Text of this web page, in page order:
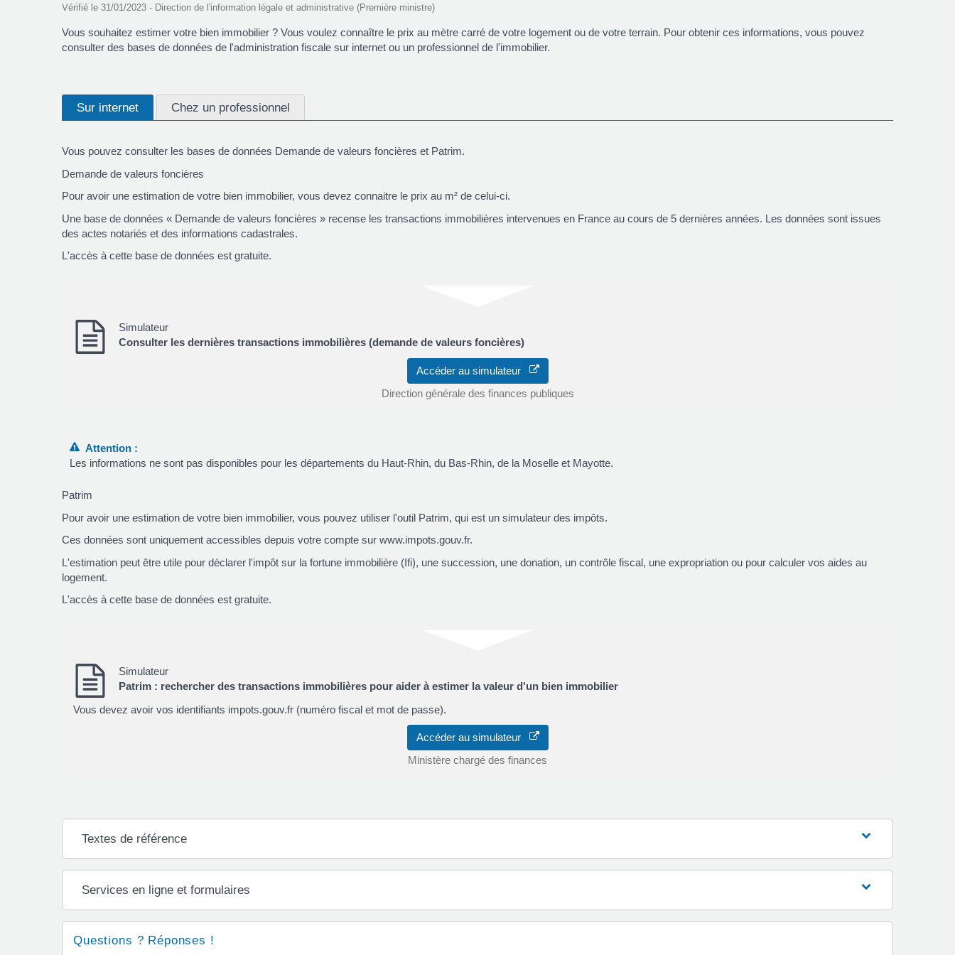
Vérifié le 31/01/2023 - Direction de l'information légale et administrative (Première ministre)
Vous souhaitez estimer votre bien immobilier ? Vous voulez connaître le prix au mètre carré de votre logement ou de votre terrain. Pour obtenir ces informations, vous pouvez
consulter des bases de données de l'administration fiscale sur internet ou un professionnel de l'immobilier.
Sur internet Chez un professionnel
Vous pouvez consulter les bases de données Demande de valeurs foncières et Patrim.
Demande de valeurs foncières
Pour avoir une estimation de votre bien immobilier, vous devez connaitre le prix au m² de celui-ci.
Une base de données « Demande de valeurs foncières » recense les transactions immobilières intervenues en France au cours de 5 dernières années. Les données sont issues
des actes notariés et des informations cadastrales.
L'accès à cette base de données est gratuite.
Simulateur
Consulter les dernières transactions immobilières (demande de valeurs foncières)
Accéder au simulateur
Direction générale des finances publiques
Attention :
Les informations ne sont pas disponibles pour les départements du Haut-Rhin, du Bas-Rhin, de la Moselle et Mayotte.
Patrim
Pour avoir une estimation de votre bien immobilier, vous pouvez utiliser l'outil Patrim, qui est un simulateur des impôts.
Ces données sont uniquement accessibles depuis votre compte sur www.impots.gouv.fr.
L'estimation peut être utile pour déclarer l'impôt sur la fortune immobilière (Ifi), une succession, une donation, un contrôle fiscal, une expropriation ou pour calculer vos aides au
logement.
L'accès à cette base de données est gratuite.
Simulateur
Patrim : rechercher des transactions immobilières pour aider à estimer la valeur d'un bien immobilier
Vous devez avoir vos identifiants impots.gouv.fr (numéro fiscal et mot de passe).
Accéder au simulateur
Ministère chargé des finances
Textes de référence
Services en ligne et formulaires
Questions ? Réponses !